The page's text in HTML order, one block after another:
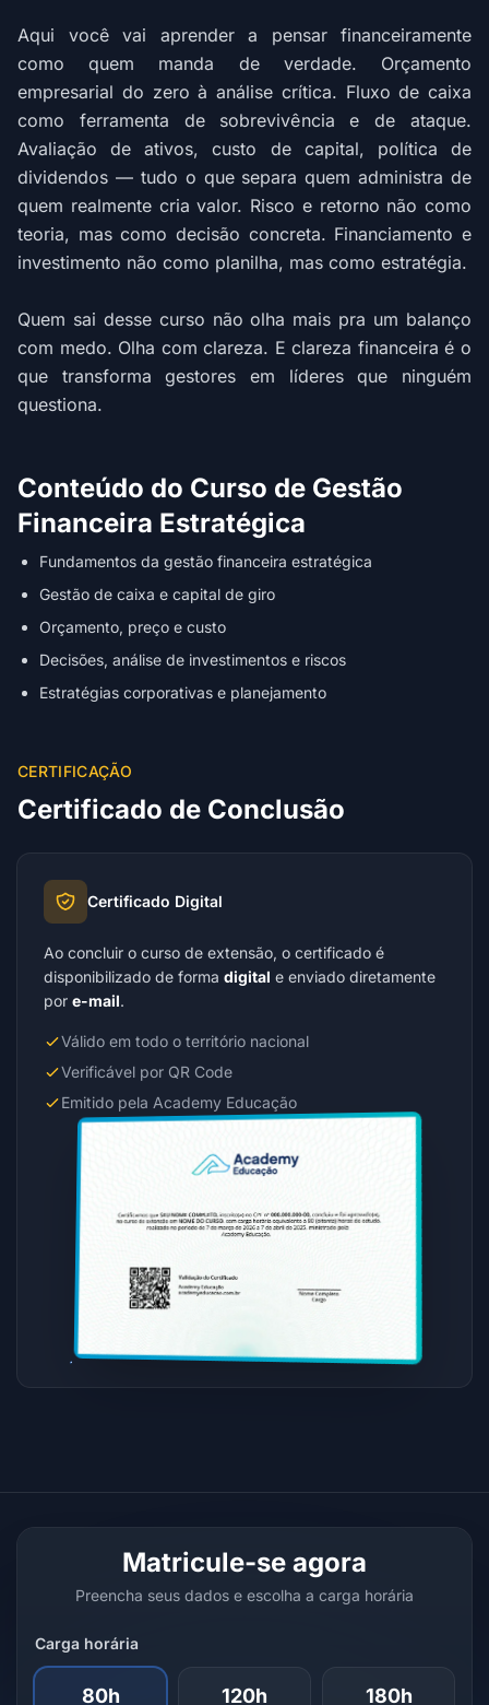
Aqui você vai aprender a pensar financeiramente
como quem manda de verdade. Orçamento
empresarial do zero à análise crítica. Fluxo de caixa
como ferramenta de sobrevivência e de ataque.
Avaliação de ativos, custo de capital, política de
dividendos — tudo o que separa quem administra de
quem realmente cria valor. Risco e retorno não como
teoria, mas como decisão concreta. Financiamento e
investimento não como planilha, mas como estratégia.
Quem sai desse curso não olha mais pra um balanço
com medo. Olha com clareza. E clareza financeira é o
que transforma gestores em líderes que ninguém
questiona.
Conteúdo do Curso de Gestão
Financeira Estratégica
Fundamentos da gestão financeira estratégica
Gestão de caixa e capital de giro
Orçamento, preço e custo
Decisões, análise de investimentos e riscos
Estratégias corporativas e planejamento
CERTIFICAÇÃO
Certificado de Conclusão
Certificado Digital
Ao concluir o curso de extensão, o certificado é
disponibilizado de forma digital e enviado diretamente
por e-mail.
Válido em todo o território nacional
Verificável por QR Code
Emitido pela Academy Educação
Matricule-se agora
Preencha seus dados e escolha a carga horária
Carga horária
80h 120h 180h